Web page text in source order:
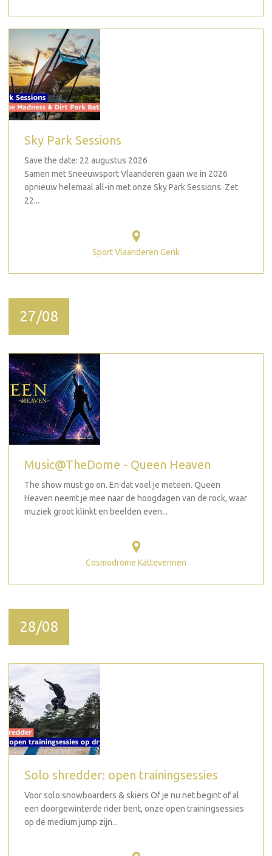
Sky Park Sessions
Save the date: 22 augustus 2026
Samen met Sneeuwsport Vlaanderen gaan we in 2026
opnieuw helemaal all-in met onze Sky Park Sessions. Zet
22...
Sport Vlaanderen Genk
27/08
Music@TheDome - Queen Heaven
The show must go on. En dat voel je meteen. Queen
Heaven neemt je mee naar de hoogdagen van de rock, waar
muziek groot klinkt en beelden even...
Cosmodrome Kattevennen
28/08
Solo shredder: open trainingsessies
Voor solo snowboarders & skiërs Of je nu net begint of al
een doorgewinterde rider bent, onze open trainingsessies
op de medium jump zijn...